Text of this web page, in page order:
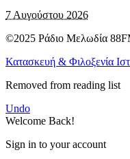
7 Αυγούστου 2026
©2025 Ράδιο Μελωδία
Κατασκευή & Φιλοξενία
Removed from reading list
Undo
Welcome Back!
Sign in to your account